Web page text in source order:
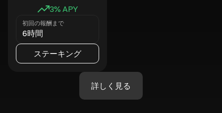
3% APY
初回の報酬まで
6時間
ステーキング
詳しく見る